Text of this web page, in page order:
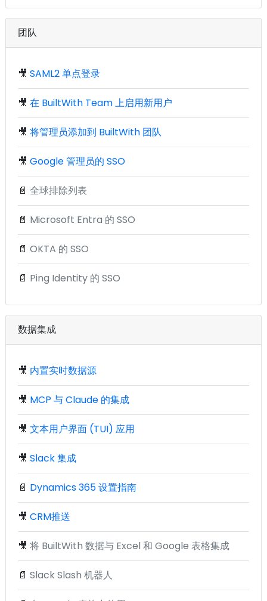
团队
🎥 SAML2 单点登录
🎥 在 BuiltWith Team 上启用新用户
🎥 将管理员添加到 BuiltWith 团队
🎥 Google 管理员的 SSO
📄 全球排除列表
📄 Microsoft Entra 的 SSO
📄 OKTA 的 SSO
📄 Ping Identity 的 SSO
数据集成
🎥 内置实时数据源
🎥 MCP 与 Claude 的集成
🎥 文本用户界面 (TUI) 应用
🎥 Slack 集成
📄 Dynamics 365 设置指南
🎥 CRM推送
🎥 将 BuiltWith 数据与 Excel 和 Google 表格集成
📄 Slack Slash 机器人